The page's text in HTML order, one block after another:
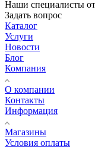
Наши специалисты
Задать вопрос
Каталог
Услуги
Новости
Блог
Компания
О компании
Контакты
Информация
Магазины
Условия оплаты